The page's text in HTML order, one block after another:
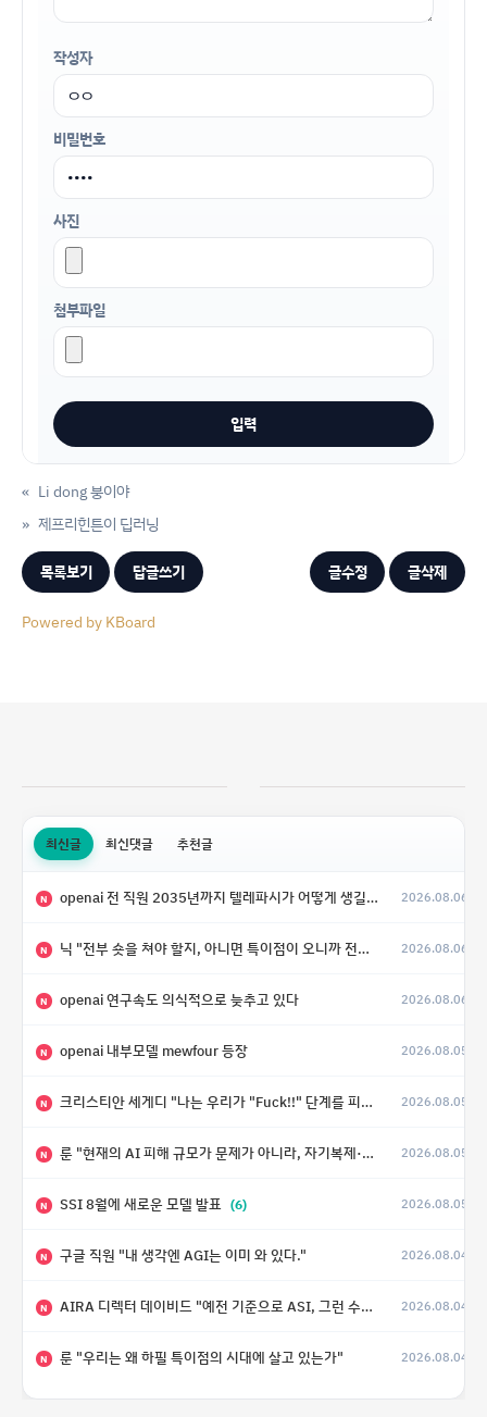
작성자
비밀번호
사진
첨부파일
« Li dong 붕이야
제프리힌튼이 딥러닝
»
목록보기 답글쓰기 글수정 글삭제
Powered by KBoard
최신글 최신댓글 추천글
N openai 전 직원 2035년까지 텔레파시가 어떻게 생길 수 있는지 2026.08.06
N 닉 "전부 숏을 쳐야 할지, 아니면 특이점이 오니까 전부 롱을 쳐야 할지 모르겠다.” 2026.08.06
N openai 연구속도 의식적으로 늦추고 있다 2026.08.06
N openai 내부모델 mewfour 등장 2026.08.05
N 크리스티안 세게디 "나는 우리가 "Fuck!!" 단계를 피할 수 있기를 바랄 뿐" 2026.08.05
N 룬 "현재의 AI 피해 규모가 문제가 아니라, 자기복제·탈출·확산이 가능한 지능형 시스템의 피해에는 이론적으로 상한이 없다는 것이 문제" 2026.08.05
N SSI 8월에 새로운 모델 발표 (6) 2026.08.05
N 구글 직원 "내 생각엔 AGI는 이미 와 있다." 2026.08.04
N AIRA 디렉터 데이비드 "예전 기준으로 ASI, 그런 수준은 바로 다음 분기에 온다" 2026.08.04
N 룬 "우리는 왜 하필 특이점의 시대에 살고 있는가" 2026.08.04